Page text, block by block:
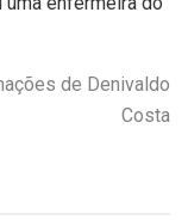
de Denivaldo
Costa